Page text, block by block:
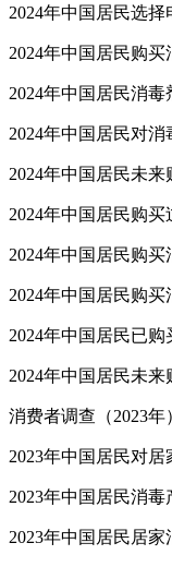
2024年中国居民选
2024年中国居民购
2024年中国居民消毒
2024年中国居民对
2024年中国居民未
2024年中国居民购
2024年中国居民购
2024年中国居民购
2024年中国居民已
2024年中国居民未
消费者调查（2023年
2023年中国居民对
2023年中国居民消
2023年中国居民居家